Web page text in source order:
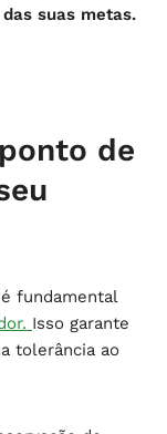
suas metas.
de
fundamental
Isso garante
tolerância ao